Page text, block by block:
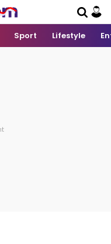
Sport Lifestyle